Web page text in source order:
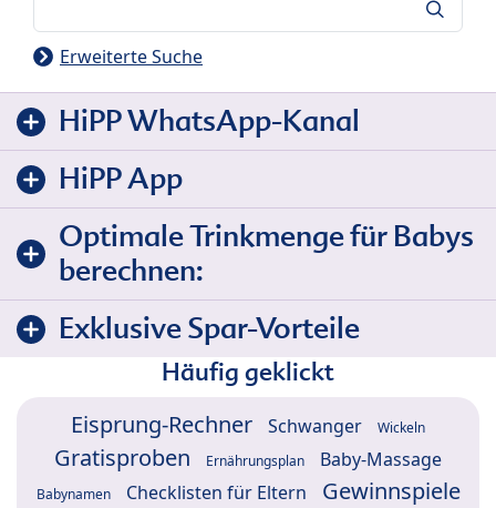
Erweiterte Suche
HiPP WhatsApp-Kanal
HiPP App
Optimale Trinkmenge für Babys
berechnen:
Exklusive Spar-Vorteile
Häufig geklickt
Eisprung-Rechner Schwanger Wickeln
Gratisproben Ernährungsplan Baby-Massage
Babynamen Checklisten für Eltern
Gewinnspiele